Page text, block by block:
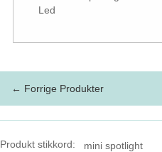
Led
← Forrige Produkter
Produkt stikkord: mini spotlight